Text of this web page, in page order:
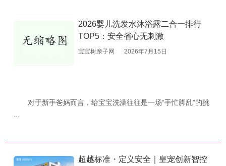
2026婴儿洗发水沐浴露二合一排行
TOP5：安全省心无刺激
宝宝树亲子网 2026年7月15日
对于新手爸妈而言，给宝宝洗澡往往是一场“手忙脚乱”的挑
超越标准・定义安全｜皇宠创新智控